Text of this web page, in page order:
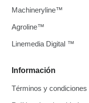
Información
Términos y condiciones
Machineryline™
Agroline™
Linemedia Digital ™